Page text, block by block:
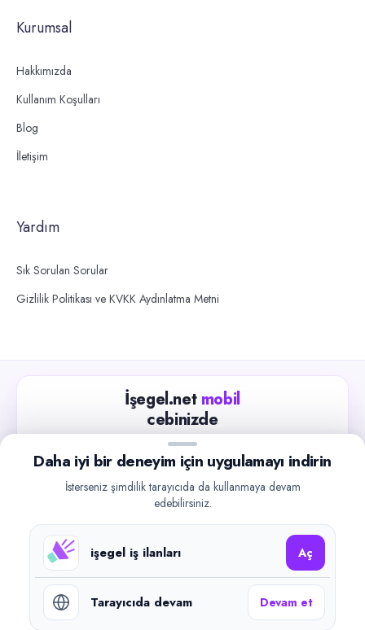
Kurumsal
Hakkımızda
Kullanım Koşulları
Blog
İletişim
Yardım
Sık Sorulan Sorular
Gizlilik Politikası ve KVKK Aydınlatma Metni
İşegel.net mobil
cebinizde
Güncel iş ilanlarını takip edin, işverenlerle hızlıca
iletişime geçin.
Google Play
©2026işegel.net. Tüm hakları saklıdır.
Daha iyi bir deneyim için uygulamayı indirin
İsterseniz şimdilik tarayıcıda da kullanmaya devam
edebilirsiniz.
işegel iş ilanları Aç
Tarayıcıda devam Devam et